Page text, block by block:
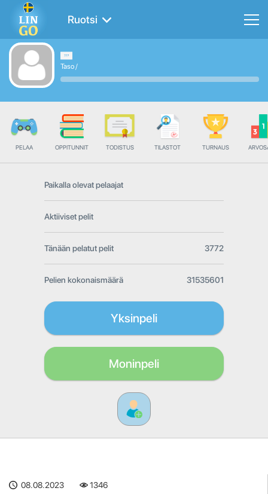
Ruotsi
Taso/
PELAA OPPITUNNIT TODISTUS TILASTOT TURNAUS
Paikalla olevat pelaajat
Aktiiviset pelit
Tänään pelatut pelit 3772
Pelien kokonaismäärä 31535601
Yksinpeli
Moninpeli
08.08.2023 1346